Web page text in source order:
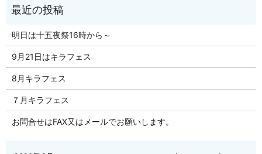
明日は十五夜祭16時から～
9月21日はキラフェス
8月キラフェス
７月キラフェス
お問合せはFAX又はメールでお願いします。